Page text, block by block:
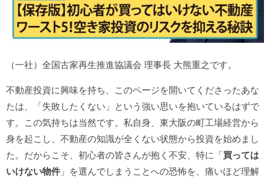
（一社）全国古家再生推進協議会 理事長 大熊重之です。
不動産投資に興味を持ち、このページを開いてくださったあな
たは、「失敗したくない」という強い思いを抱いているはずで
す。この気持ちは当然です。私自身、東大阪の町工場経営から
身を起こし、不動産の知識が全くない状態から投資を始めまし
た。だからこそ、初心者の皆さんが抱く不安、特に「買っては
いけない物件 」を選んでしまうことへの恐怖を、痛いほど理解